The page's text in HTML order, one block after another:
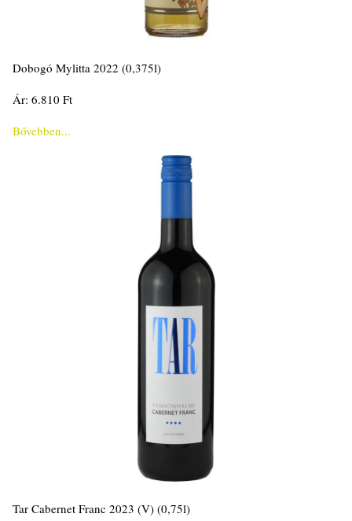
Dobogó Mylitta 2022 (0,375l)
Ár: 6.810 Ft
Bővebben...
Tar Cabernet Franc 2023 (V) (0,75l)